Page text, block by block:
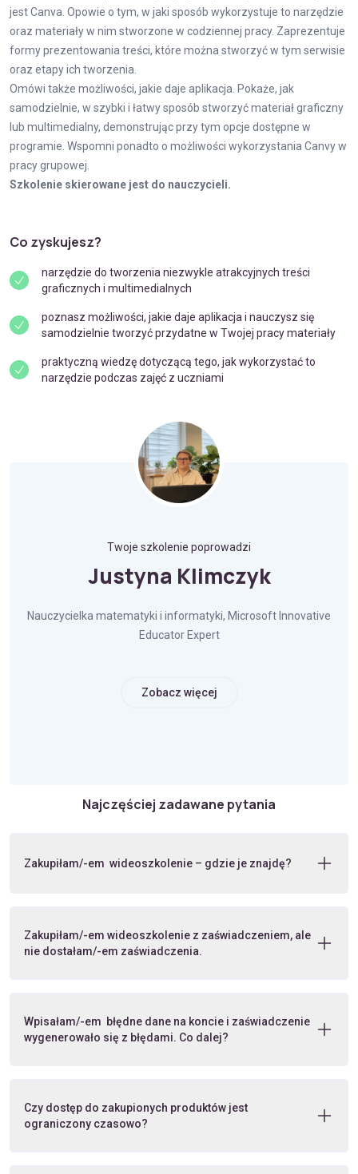
jest Canva. Opowie o tym, w jaki sposób wykorzystuje to narzędzie
oraz materiały w nim stworzone w codziennej pracy. Zaprezentuje
formy prezentowania treści, które można stworzyć w tym serwisie
oraz etapy ich tworzenia.
Omówi także możliwości, jakie daje aplikacja. Pokaże, jak
samodzielnie, w szybki i łatwy sposób stworzyć materiał graficzny
lub multimedialny, demonstrując przy tym opcje dostępne w
programie. Wspomni ponadto o możliwości wykorzystania Canvy w
pracy grupowej.
Szkolenie skierowane jest do nauczycieli.
Co zyskujesz?
narzędzie do tworzenia niezwykle atrakcyjnych treści
graficznych i multimedialnych
poznasz możliwości, jakie daje aplikacja i nauczysz się
samodzielnie tworzyć przydatne w Twojej pracy materiały
praktyczną wiedzę dotyczącą tego, jak wykorzystać to
narzędzie podczas zajęć z uczniami
Twoje szkolenie poprowadzi
Justyna Klimczyk
Nauczycielka matematyki i informatyki, Microsoft Innovative
Educator Expert
Zobacz więcej
Najczęściej zadawane pytania
Zakupiłam/-em wideoszkolenie – gdzie je znajdę?
Zakupiłam/-em wideoszkolenie z zaświadczeniem, ale
nie dostałam/-em zaświadczenia.
Wpisałam/-em błędne dane na koncie i zaświadczenie
wygenerowało się z błędami. Co dalej?
Czy dostęp do zakupionych produktów jest
ograniczony czasowo?